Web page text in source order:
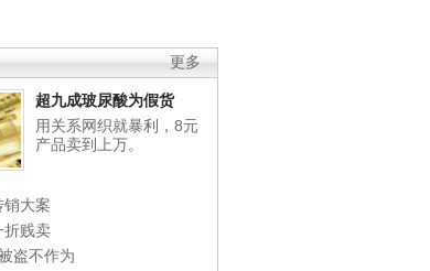
更多
超九成玻尿酸为假货
用关系网织就暴利，8元
产品卖到上万。
销大案
折贱卖
盗不作为